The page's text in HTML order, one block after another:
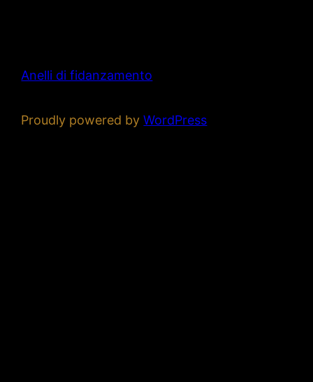
Anelli di fidanzamento
Proudly powered byWordPress